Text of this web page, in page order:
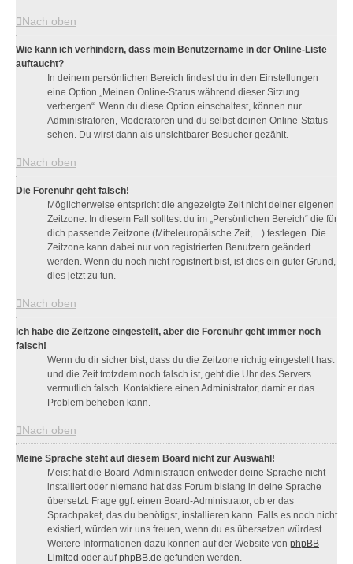
Nach oben
Wie kann ich verhindern, dass mein Benutzername in der Online-Liste
auftaucht?
In deinem persönlichen Bereich findest du in den Einstellungen
eine Option „Meinen Online-Status während dieser Sitzung
verbergen“. Wenn du diese Option einschaltest, können nur
Administratoren, Moderatoren und du selbst deinen Online-Status
sehen. Du wirst dann als unsichtbarer Besucher gezählt.
Nach oben
Die Forenuhr geht falsch!
Möglicherweise entspricht die angezeigte Zeit nicht deiner eigenen
Zeitzone. In diesem Fall solltest du im „Persönlichen Bereich“ die für
dich passende Zeitzone (Mitteleuropäische Zeit, ...) festlegen. Die
Zeitzone kann dabei nur von registrierten Benutzern geändert
werden. Wenn du noch nicht registriert bist, ist dies ein guter Grund,
dies jetzt zu tun.
Nach oben
Ich habe die Zeitzone eingestellt, aber die Forenuhr geht immer noch
falsch!
Wenn du dir sicher bist, dass du die Zeitzone richtig eingestellt hast
und die Zeit trotzdem noch falsch ist, geht die Uhr des Servers
vermutlich falsch. Kontaktiere einen Administrator, damit er das
Problem beheben kann.
Nach oben
Meine Sprache steht auf diesem Board nicht zur Auswahl!
Meist hat die Board-Administration entweder deine Sprache nicht
installiert oder niemand hat das Forum bislang in deine Sprache
übersetzt. Frage ggf. einen Board-Administrator, ob er das
Sprachpaket, das du benötigst, installieren kann. Falls es noch nicht
existiert, würden wir uns freuen, wenn du es übersetzen würdest.
Weitere Informationen dazu können auf der Website von phpBB
Limited oder aufphpBB.de gefunden werden.